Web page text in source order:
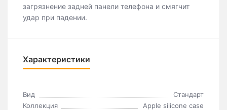
загрязнение задней панели телефона и смягчит
удар при падении.
Характеристики
Вид
Стандарт
Коллекция
Apple silicone case